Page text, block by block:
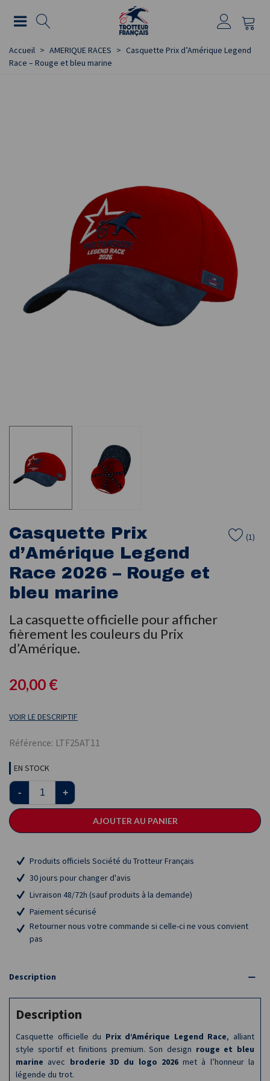
Accueil > AMERIQUE RACES > Casquette Prix d’Amérique Legend
Race – Rouge et bleu marine
Casquette Prix
d’Amérique Legend
Race 2026 – Rouge et
bleu marine
La casquette officielle pour afficher
fièrement les couleurs du Prix
d’Amérique.
(1)
20,00 €
VOIR LE DESCRIPTIF
Référence: LTF25AT11
EN STOCK
- +
AJOUTER AU PANIER
Produits officiels Société du Trotteur Français
30 jours pour changer d'avis
Livraison 48/72h (sauf produits à la demande)
Paiement sécurisé
Retourner nous votre commande si celle-ci ne vous convient
pas
Description
Description
Casquette officielle du Prix d’Amérique Legend Race, alliant
style sportif et finitions premium. Son design rouge et bleu
marine avec broderie 3D du logo 2026met à l’honneur la
légende du trot.